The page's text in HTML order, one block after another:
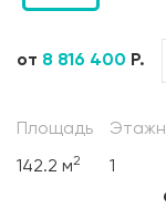
от 8 816 400 Р.
Площадь
142.2 м2 1